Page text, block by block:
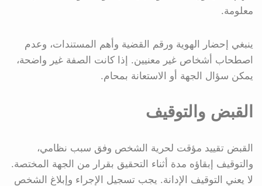
معلومة.
ينبغي إحضار الهوية ورقم القضية وأهم المستندات، وعدم
اصطحاب أشخاص غير معنيين. إذا كانت الصفة غير واضحة،
يمكن سؤال الجهة أو الاستعانة بمحام.
القبض والتوقيف
القبض تقييد مؤقت لحرية الشخص وفق سبب نظامي،
والتوقيف إبقاؤه مدة أثناء التحقيق بقرار من الجهة المختصة.
لا يعني التوقيف الإدانة. يجب تسجيل الإجراء وإبلاغ الشخص